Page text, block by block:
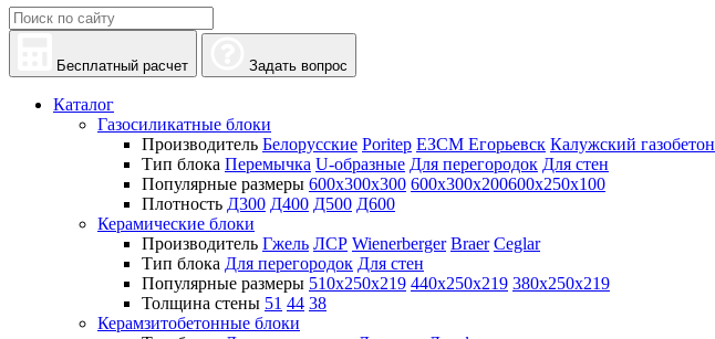
Бесплатный расчет Задать вопрос
Каталог
Газосиликатные блоки
Производитель Белорусские Poritep ЕЗСМ Егорьевск Калужский газобетон
Тип блока Перемычка U-образные Для перегородок Для стен
Популярные размеры 600х300х300 600х300х200600х250х100
Плотность Д300 Д400 Д500 Д600
Керамические блоки
Производитель Гжель ЛСР Wienerberger Braer Ceglar
Тип блока Для перегородок Для стен
Популярные размеры 510х250х219 440х250х219 380х250х219
Толщина стены 51 44 38
Керамзитобетонные блоки